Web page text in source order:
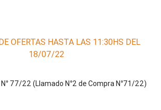
OFERTAS HASTA LAS 11:30HS DEL
18/07/22
N° 77/22 (Llamado N°2 de Compra N°71/22)